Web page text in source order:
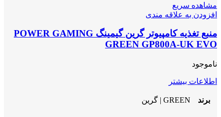
مشاهده سریع
افزودن به علاقه مندی
منبع تغذیه کامپیوتر گرین گیمینگ POWER GAMING
GREEN GP800A-UK EVO
ناموجود
اطلاعات بیشتر
برند GREEN | گرین